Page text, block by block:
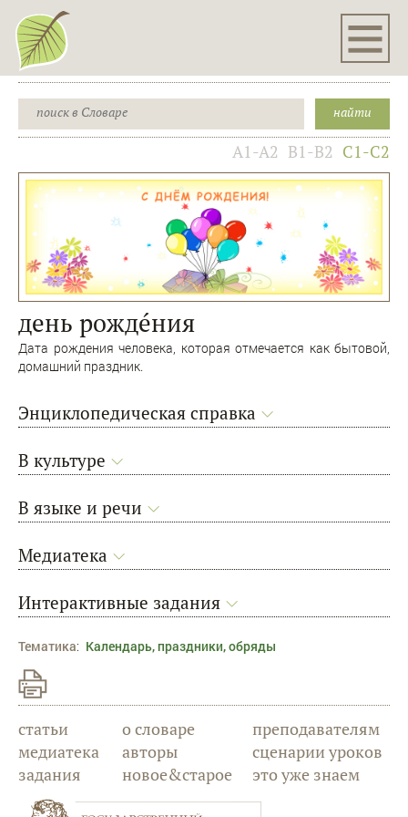
A1-A2 B1-B2 C1-C2
день рождéния
Дата рождения человека, которая отмечается как бытовой,
домашний праздник.
Энциклопедическая справка
В культуре
В языке и речи
Медиатека
Интерактивные задания
Тематика: Календарь, праздники, обряды
статьи
медиатека
задания
о словаре
авторы
новое&старое
преподавателям
сценарии уроков
это уже знаем